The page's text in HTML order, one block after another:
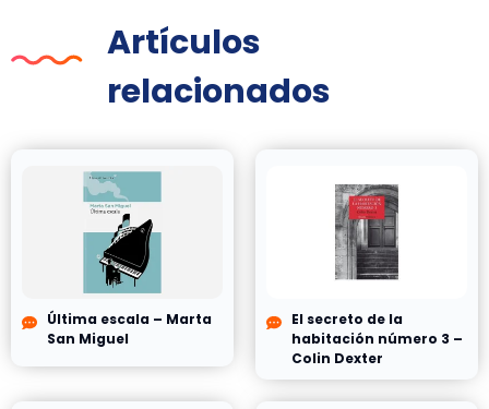
Artículos
relacionados
Última escala – Marta
San Miguel
El secreto de la
habitación número 3 –
Colin Dexter